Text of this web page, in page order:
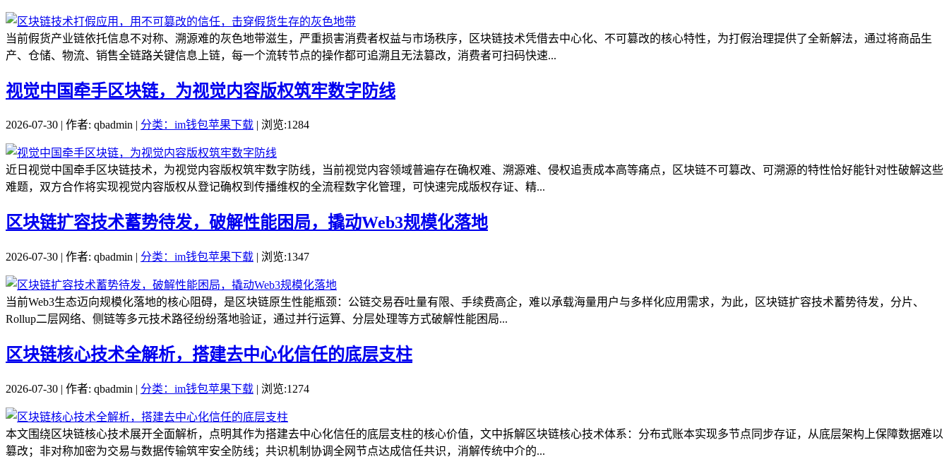
当前假货产业链依托信息不对称、溯源难的灰色地带滋生，严重损害消费者权益与市场秩序，区块链技术凭借去中心化、不可篡改的核心特性，为打假治理提供了全新解法，通过将商品生
产、仓储、物流、销售全链路关键信息上链，每一个流转节点的操作都可追溯且无法篡改，消费者可扫码快速...
视觉中国牵手区块链，为视觉内容版权筑牢数字防线
2026-07-30 | 作者: qbadmin | 分类：im钱包苹果下载 | 浏览:1284
近日视觉中国牵手区块链技术，为视觉内容版权筑牢数字防线，当前视觉内容领域普遍存在确权难、溯源难、侵权追责成本高等痛点，区块链不可篡改、可溯源的特性恰好能针对性破解这些
难题，双方合作将实现视觉内容版权从登记确权到传播维权的全流程数字化管理，可快速完成版权存证、精...
区块链扩容技术蓄势待发，破解性能困局，撬动Web3规模化落地
2026-07-30 | 作者: qbadmin | 分类：im钱包苹果下载 | 浏览:1347
当前Web3生态迈向规模化落地的核心阻碍，是区块链原生性能瓶颈：公链交易吞吐量有限、手续费高企，难以承载海量用户与多样化应用需求，为此，区块链扩容技术蓄势待发，分片、
Rollup二层网络、侧链等多元技术路径纷纷落地验证，通过并行运算、分层处理等方式破解性能困局...
区块链核心技术全解析，搭建去中心化信任的底层支柱
2026-07-30 | 作者: qbadmin | 分类：im钱包苹果下载 | 浏览:1274
本文围绕区块链核心技术展开全面解析，点明其作为搭建去中心化信任的底层支柱的核心价值，文中拆解区块链核心技术体系：分布式账本实现多节点同步存证，从底层架构上保障数据难以
篡改；非对称加密为交易与数据传输筑牢安全防线；共识机制协调全网节点达成信任共识，消解传统中介的...